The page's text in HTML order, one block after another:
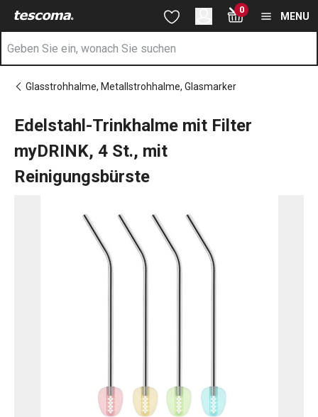
Sie befinden sich auf der Edelstahl-Trinkhalme mit Filter
Zum Hauptinhalt springen
Zur Suche springen
Zur Navigation springen 0
MENU
Glasstrohhalme, Metallstrohhalme, Glasmarker
Edelstahl-Trinkhalme mit Filter
myDRINK, 4 St., mit
Reinigungsbürste